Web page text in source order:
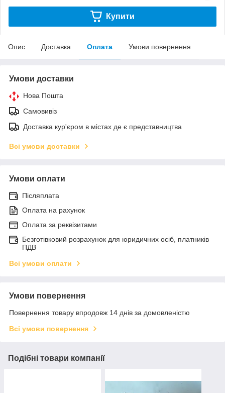
Купити
Опис Доставка Оплата Умови повернення
Умови доставки
Нова Пошта
Самовивіз
Доставка кур'єром в містах де є представництва
Всі умови доставки
Умови оплати
Післяплата
Оплата на рахунок
Оплата за реквізитами
Безготівковий розрахунок для юридичних осіб, платників
ПДВ
Всі умови оплати
Умови повернення
Повернення товару впродовж 14 днів за домовленістю
Всі умови повернення
Подібні товари компанії